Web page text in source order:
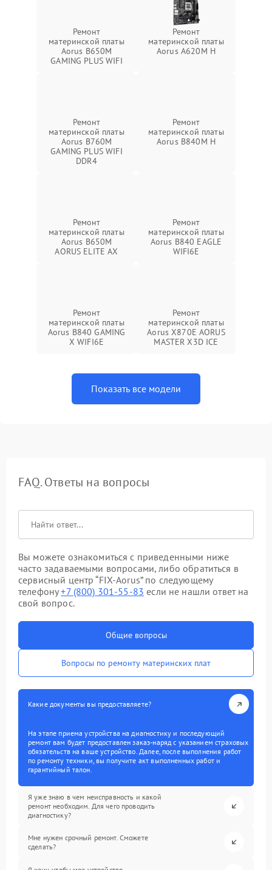
Ремонт
материнской платы
Aorus B650M
GAMING PLUS WIFI
Ремонт
материнской платы
Aorus A620M H
Ремонт
материнской платы
Aorus B760M
GAMING PLUS WIFI
DDR4
Ремонт
материнской платы
Aorus B840M H
Ремонт
материнской платы
Aorus B650M
AORUS ELITE AX
Ремонт
материнской платы
Aorus B840 EAGLE
WIFI6E
Ремонт
материнской платы
Aorus B840 GAMING
X WIFI6E
Ремонт
материнской платы
Aorus X870E AORUS
MASTER X3D ICE
Показать все модели
FAQ. Ответы на вопросы
Вы можете ознакомиться с приведенными ниже
часто задаваемыми вопросами, либо обратиться в
сервисный центр “FIX-Aorus” по следующему
телефону+7 (800) 301-55-83 если не нашли ответ на
свой вопрос.
Общие вопросы
Вопросы по ремонту материнских плат
Какие документы вы предоставляете?
На этапе приема устройства на диагностику и последующий
ремонт вам будет предоставлен заказ-наряд с указанием страховых
обязательств на ваше устройство. Далее, после выполнения работ
по ремонту техники, вы получите акт выполненных работ и
гарантийный талон.
Я уже знаю в чем неисправность и какой
ремонт необходим. Для чего проводить
диагностику?
Мне нужен срочный ремонт. Сможете
сделать?